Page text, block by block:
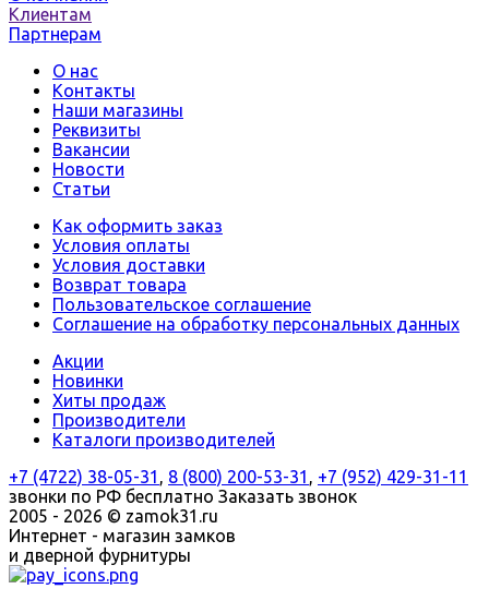
Клиентам
Партнерам
О нас
Контакты
Наши магазины
Реквизиты
Вакансии
Новости
Статьи
Как оформить заказ
Условия оплаты
Условия доставки
Возврат товара
Пользовательское соглашение
Соглашение на обработку персональных данных
Акции
Новинки
Хиты продаж
Производители
Каталоги производителей
+7 (4722) 38-05-31 , 8 (800) 200-53-31 , +7 (952) 429-31-11
звонки по РФ бесплатно Заказать звонок
2005 - 2026 © zamok31.ru
Интернет - магазин замков
и дверной фурнитуры